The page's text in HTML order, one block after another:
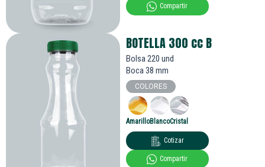
Compartir
BOTELLA 300 ccB
Bolsa 220 und
Boca 38 mm
COLORES
AmarilloBlancoCristal
Cotizar
Compartir